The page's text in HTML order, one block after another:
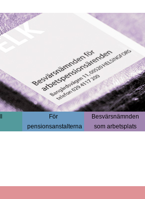
För
pensionsanstalterna
Besvärsnämnden
som arbetsplats